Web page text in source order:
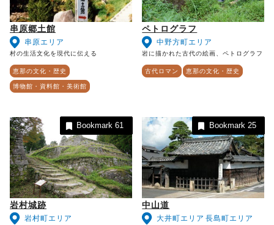
串原郷土館
串原エリア
村の生活文化を現代に伝える
恵那の文化・歴史
博物館・資料館・美術館
ペトログラフ
中野方町エリア
岩に描かれた古代の絵画、ペトログラフ
古代ロマン 恵那の文化・歴史
岩村城跡
岩村町エリア
Bookmark61
中山道
大井町エリア 長島町エリア
Bookmark 25